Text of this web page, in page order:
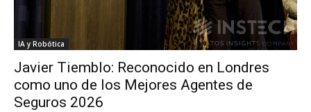
IA y Robótica
Javier Tiemblo: Reconocido en Londres
como uno de los Mejores Agentes de
Seguros 2026